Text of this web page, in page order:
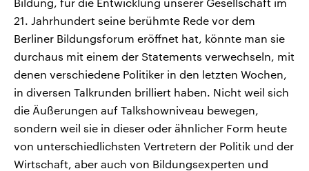
21. Jahrhundert seine berühmte Rede vor dem
Berliner Bildungsforum eröffnet hat, könnte man sie
durchaus mit einem der Statements verwechseln, mit
denen verschiedene Politiker in den letzten Wochen,
in diversen Talkrunden brilliert haben. Nicht weil sich
die Äußerungen auf Talkshowniveau bewegen,
sondern weil sie in dieser oder ähnlicher Form heute
von unterschiedlichsten Vertretern der Politik und der
Wirtschaft, aber auch von Bildungsexperten und